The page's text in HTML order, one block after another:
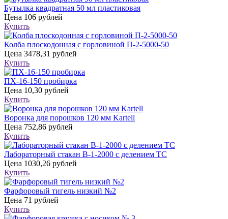
Бутылка квадратная 50 мл пластиковая
Цена 106 рублей
Купить
Колба плоскодонная с горловиной П-2-5000-50
Цена 3478,31 рублей
Купить
ПХ-16-150 пробирка
Цена 10,30 рублей
Купить
Воронка для порошков 120 мм Kartell
Цена 752,86 рублей
Купить
Лабораторный стакан В-1-2000 с делением ТС
Цена 1030,26 рублей
Купить
Фарфоровый тигель низкий №2
Цена 71 рублей
Купить